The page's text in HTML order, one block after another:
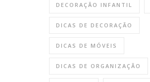
DECORAÇÃO INFANTIL
DICAS DE DECORAÇÃO
DICAS DE MÓVEIS
DICAS DE ORGANIZAÇÃO